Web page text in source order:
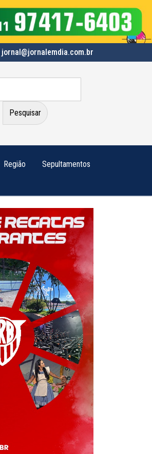
jornal@jornalemdia.com.br
Região Sepultamentos